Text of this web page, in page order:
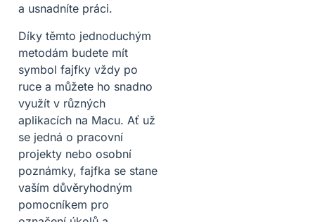
a usnadníte práci.
Díky těmto jednoduchým
metodám budete mít
symbol fajfky vždy po
ruce a můžete ho snadno
využít v různých
aplikacích na Macu. Ať už
se jedná o pracovní
projekty nebo osobní
poznámky, fajfka se stane
vaším důvěryhodným
pomocníkem pro